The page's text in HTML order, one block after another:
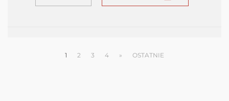
1 2 3 4 » OSTATNIE